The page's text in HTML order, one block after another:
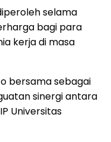
selama
bagi para
kerja di masa
bersama sebagai
sinergi antara
Universitas